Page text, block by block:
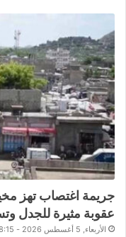
جريمة اغتصاب تهز
عقوبة مثيرة للجدل
الأربعاء, 5 أغسطس 2026 - 8:15 م